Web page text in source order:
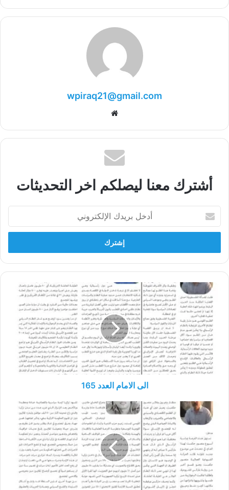
wpiraq21@gmail.com
أشترك معنا ليصلكم اخر التحديثات
بريدك
الإلكتروني
الى
الامام
العدد
165
الى الامام العدد 165
الامام
167